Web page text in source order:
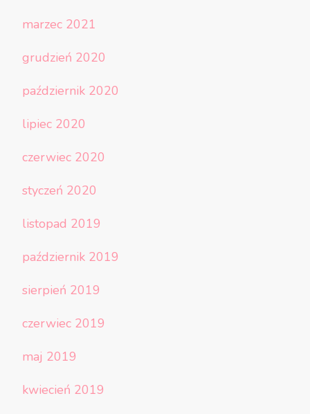
marzec 2021
grudzień 2020
październik 2020
lipiec 2020
czerwiec 2020
styczeń 2020
listopad 2019
październik 2019
sierpień 2019
czerwiec 2019
maj 2019
kwiecień 2019